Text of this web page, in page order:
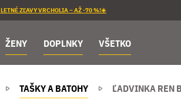
LETNÉ ZĽAVY VRCHOLIA – AŽ -70 %!☀️
ŽENY DOPLNKY VŠETKO
TAŠKY A BATOHY ĽADVINKA REN